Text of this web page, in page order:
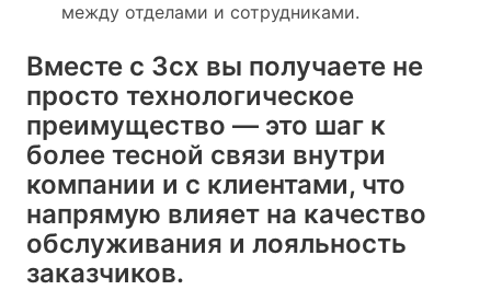
между отделами и сотрудниками.
Вместе с 3cx вы получаете не
просто технологическое
преимущество — это шаг к
более тесной связи внутри
компании и с клиентами, что
напрямую влияет на качество
обслуживания и лояльность
заказчиков.